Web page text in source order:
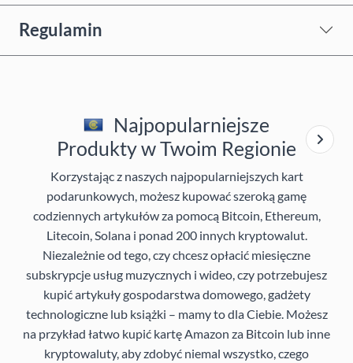
Regulamin
Najpopularniejsze
Produkty w Twoim Regionie
Korzystając z naszych najpopularniejszych kart
podarunkowych, możesz kupować szeroką gamę
codziennych artykułów za pomocą Bitcoin, Ethereum,
Litecoin, Solana i ponad 200 innych kryptowalut.
Niezależnie od tego, czy chcesz opłacić miesięczne
subskrypcje usług muzycznych i wideo, czy potrzebujesz
kupić artykuły gospodarstwa domowego, gadżety
technologiczne lub książki – mamy to dla Ciebie. Możesz
na przykład łatwo kupić kartę Amazon za Bitcoin lub inne
kryptowaluty, aby zdobyć niemal wszystko, czego